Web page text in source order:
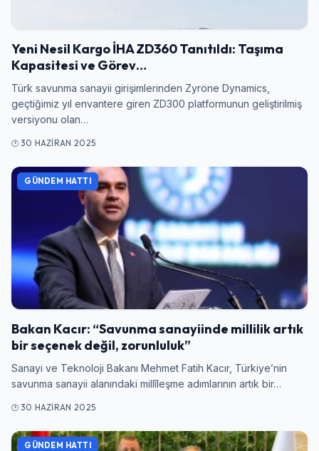
Yeni Nesil Kargo İHA ZD360 Tanıtıldı: Taşıma
Kapasitesi ve Görev…
Türk savunma sanayii girişimlerinden Zyrone Dynamics,
geçtiğimiz yıl envantere giren ZD300 platformunun geliştirilmiş
versiyonu olan…
30 HAZIRAN 2025
GÜNDEM HATTI
Bakan Kacır: “Savunma sanayiinde millilik artık
bir seçenek değil, zorunluluk”
Sanayi ve Teknoloji Bakanı Mehmet Fatih Kacır, Türkiye’nin
savunma sanayii alanındaki millîleşme adımlarının artık bir…
30 HAZIRAN 2025
GÜNDEM HATTI